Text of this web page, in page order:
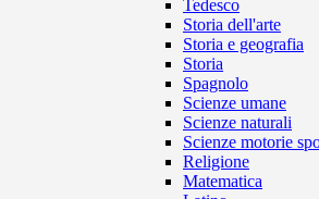
Tedesco
Storia dell'arte
Storia e geografia
Storia
Spagnolo
Scienze umane
Scienze naturali
Scienze motorie
Religione
Matematica